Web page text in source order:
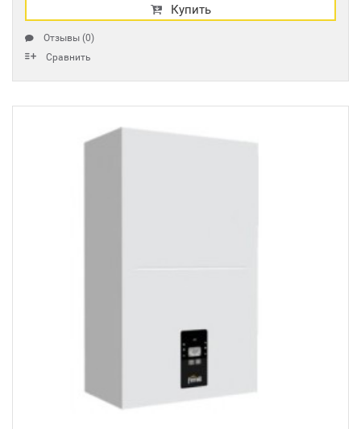
Купить
Отзывы (0)
Сравнить